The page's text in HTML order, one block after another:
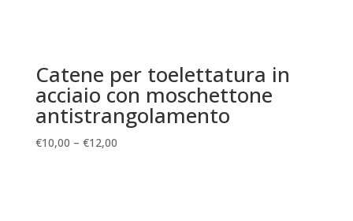
Catene per toelettatura in
acciaio con moschettone
antistrangolamento
€10,00 – €12,00